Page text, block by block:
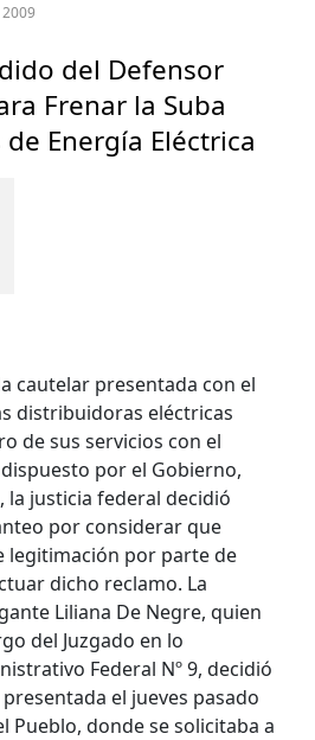
2009
del Defensor
Frenar la Suba
Energía Eléctrica
cautelar presentada con el
distribuidoras eléctricas
de sus servicios con el
por el Gobierno,
la justicia federal decidió
por considerar que
legitimación por parte de
dicho reclamo. La
Liliana De Negre, quien
del Juzgado en lo
Federal Nº 9, decidió
el jueves pasado
Pueblo, donde se solicitaba a